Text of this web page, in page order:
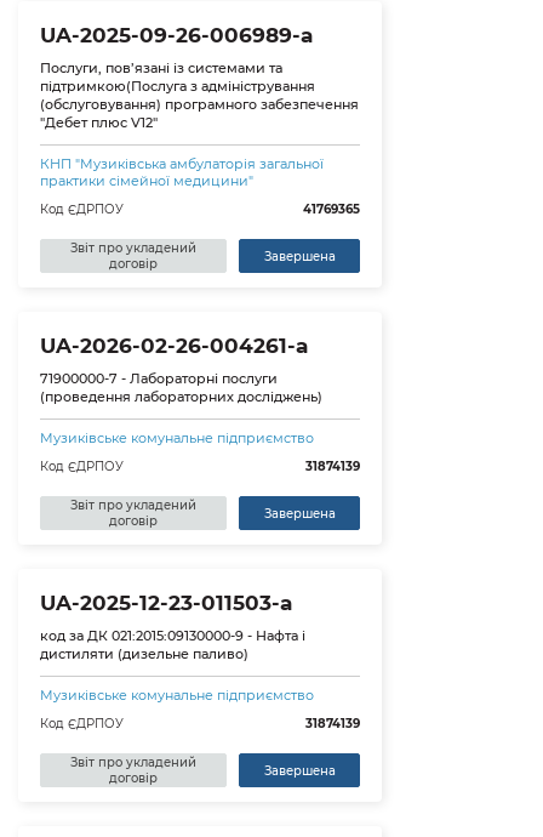
UA-2025-09-26-006989-a
Послуги, пов’язані із системами та
підтримкою(Послуга з адміністрування
(обслуговування) програмного забезпечення
"Дебет плюс V12"
КНП "Музиківська амбулаторія загальної
практики сімейної медицини"
Код ЄДРПОУ 41769365
Звіт про укладений
договір
Завершена
UA-2026-02-26-004261-a
71900000-7 - Лабораторні послуги
(проведення лабораторних досліджень)
Музиківське комунальне підприємство
Код ЄДРПОУ 31874139
Звіт про укладений
договір
Завершена
UA-2025-12-23-011503-a
код за ДК 021:2015:09130000-9 - Нафта і
дистиляти (дизельне паливо)
Музиківське комунальне підприємство
Код ЄДРПОУ 31874139
Звіт про укладений
договір
Завершена